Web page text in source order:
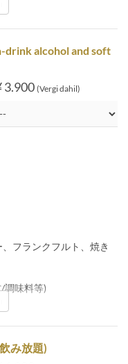
drink alcohol and soft
3.900 (Vergi dahil)
フランクフルト、焼き
調味料等)
み放題)